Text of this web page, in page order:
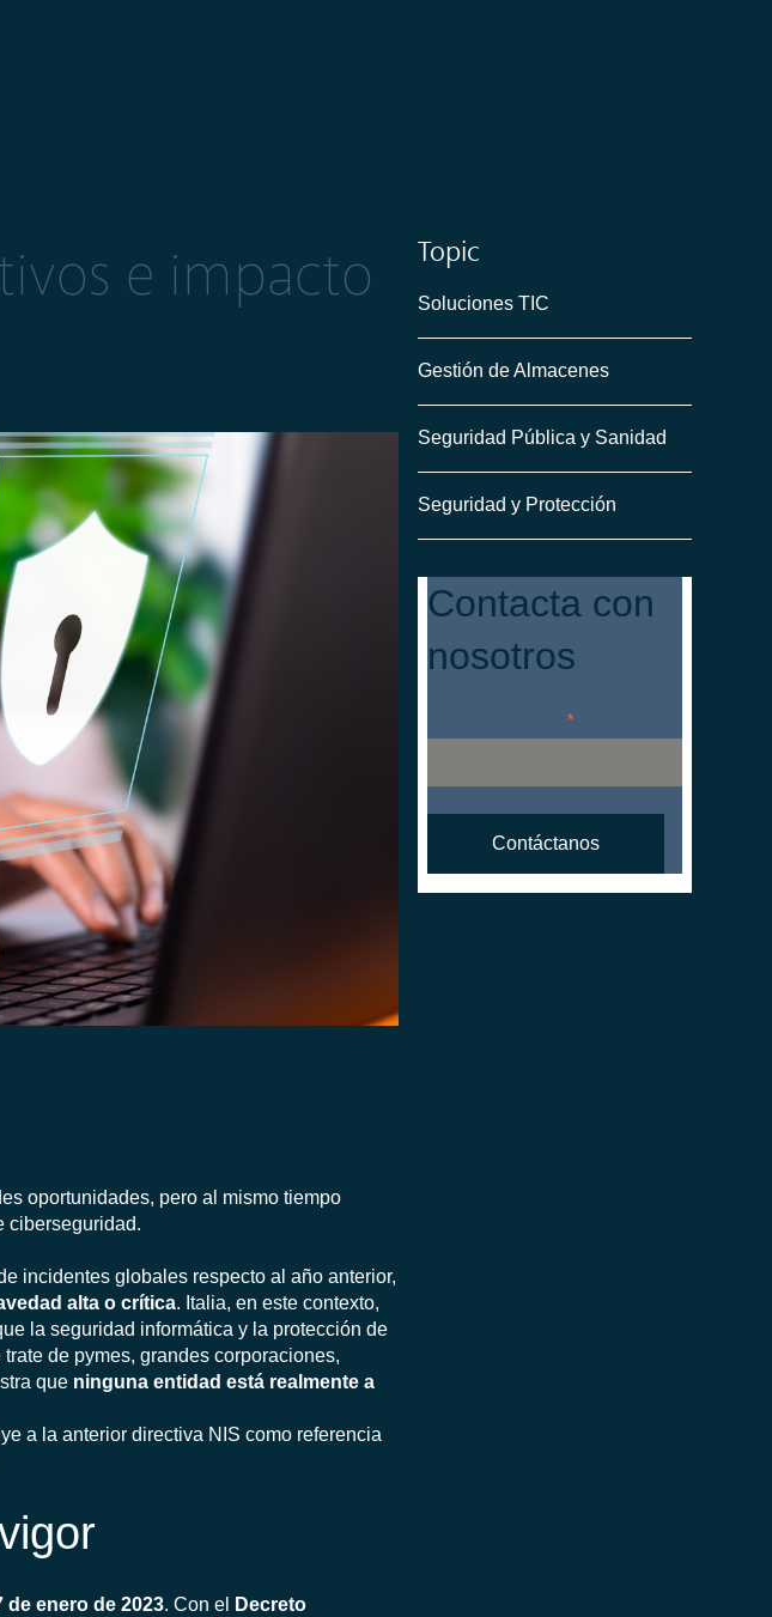
e impacto
oportunidades, pero al mismo tiempo
ciberseguridad.
incidentes globales respecto al año anterior,
alta o crítica. Italia, en este contexto,
la seguridad informática y la protección de
de pymes, grandes corporaciones,
que ninguna entidad está realmente a
a la anterior directiva NIS como referencia
de enero de 2023. Con el
Decreto
Topic
Soluciones TIC
Gestión de Almacenes
Seguridad Pública y Sanidad
Seguridad y Protección
Contacta con
nosotros
Correo electrónico*